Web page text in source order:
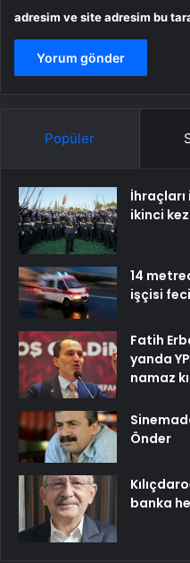
adresim ve site adresim bu
Popüler
ikinci
14
işçisi
Fatih
yanda
namaz
Önder
banka